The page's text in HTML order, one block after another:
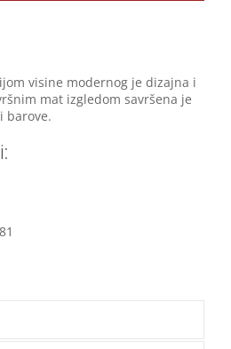
visine modernog je dizajna i
mat izgledom savršena je
barove.